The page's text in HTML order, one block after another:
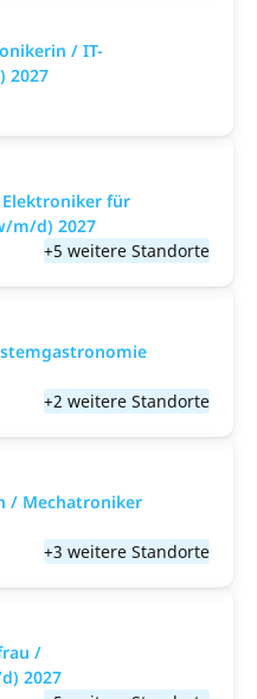
/ IT-
2027
für
m/d) 2027
+5 weitere Standorte
+2 weitere Standorte
/ Mechatroniker
+3 weitere Standorte
/
2027